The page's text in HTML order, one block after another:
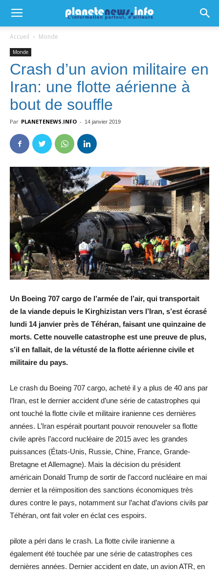
Accueil Monde
Monde
Crash d’un avion militaire en
Iran: une flotte aérienne à
bout de souffle
Par PLANETENEWS.INFO - 14 janvier 2019
Un Boeing 707 cargo de l’armée de l’air, qui transportait
de la viande depuis le Kirghizistan vers l’Iran, s’est écrasé
lundi 14 janvier près de Téhéran, faisant une quinzaine de
morts. Cette nouvelle catastrophe est une preuve de plus,
s’il en fallait, de la vétusté de la flotte aérienne civile et
militaire du pays.
Le crash du Boeing 707 cargo, acheté il y a plus de 40 ans par
l’Iran, est le dernier accident d’une série de catastrophes qui
ont touché la flotte civile et militaire iranienne ces dernières
années. L’Iran espérait pourtant pouvoir renouveler sa flotte
civile après l’accord nucléaire de 2015 avec les grandes
puissances (États-Unis, Russie, Chine, France, Grande-
Bretagne et Allemagne). Mais la décision du président
américain Donald Trump de sortir de l’accord nucléaire en mai
dernier et la réimposition des sanctions économiques très
dures contre le pays, notamment sur l’achat d’avions civils par
Téhéran, ont fait voler en éclat ces espoirs.
pilote a péri dans le crash. La flotte civile iranienne a
également été touchée par une série de catastrophes ces
dernières années. Dernier accident en date, un avion ATR, en